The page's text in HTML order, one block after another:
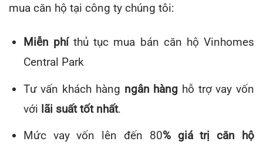
mua căn hộ tại công ty chúng tôi:
Miễn phíthủ tục mua bán căn hộ Vinhomes
Central Park
Tư vấn khách hàng ngân hàng hỗ trợ vay vốn
với lãi suất tốt nhất.
Mức vay vốn lên đến 80% giá trị căn hộ